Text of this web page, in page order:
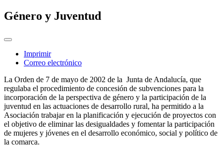
Género y Juventud
Imprimir
Correo electrónico
La Orden de 7 de mayo de 2002 de la Junta de Andalucía, que
regulaba el procedimiento de concesión de subvenciones para la
incorporación de la perspectiva de género y la participación de la
juventud en las actuaciones de desarrollo rural, ha permitido a la
Asociación trabajar en la planificación y ejecución de proyectos con
el objetivo de eliminar las desigualdades y fomentar la participación
de mujeres y jóvenes en el desarrollo económico, social y político de
la comarca.